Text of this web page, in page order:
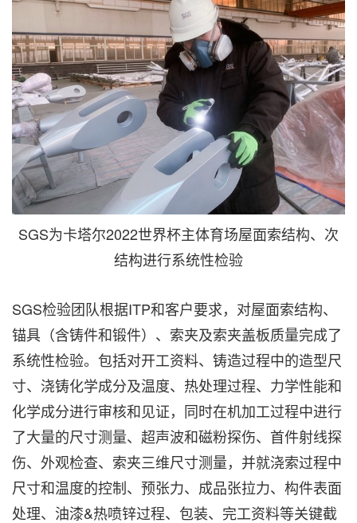
SGS为卡塔尔2022世界杯主体育场屋面索结构、次
结构进行系统性检验
SGS检验团队根据ITP和客户要求，对屋面索结构、
锚具（含铸件和锻件）、索夹及索夹盖板质量完成了
系统性检验。包括对开工资料、铸造过程中的造型尺
寸、浇铸化学成分及温度、热处理过程、力学性能和
化学成分进行审核和见证，同时在机加工过程中进行
了大量的尺寸测量、超声波和磁粉探伤、首件射线探
伤、外观检查、索夹三维尺寸测量，并就浇索过程中
尺寸和温度的控制、预张力、成品张拉力、构件表面
处理、油漆&热喷锌过程、包装、完工资料等关键截